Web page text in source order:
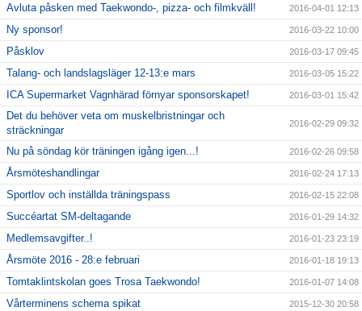
Avluta påsken med Taekwondo-, pizza- och filmkväll! 2016-04-01 12:13
Ny sponsor! 2016-03-22 10:00
Påsklov 2016-03-17 09:45
Talang- och landslagsläger 12-13:e mars 2016-03-05 15:22
ICA Supermarket Vagnhärad förnyar sponsorskapet! 2016-03-01 15:42
Det du behöver veta om muskelbristningar och
sträckningar
2016-02-29 09:32
Nu på söndag kör träningen igång igen...! 2016-02-26 09:58
Årsmöteshandlingar 2016-02-24 17:13
Sportlov och inställda träningspass 2016-02-15 22:08
Succéartat SM-deltagande 2016-01-29 14:32
Medlemsavgifter..! 2016-01-23 23:19
Årsmöte 2016 - 28:e februari 2016-01-18 19:13
Tomtaklintskolan goes Trosa Taekwondo! 2016-01-07 14:08
Vårterminens schema spikat 2015-12-30 20:58